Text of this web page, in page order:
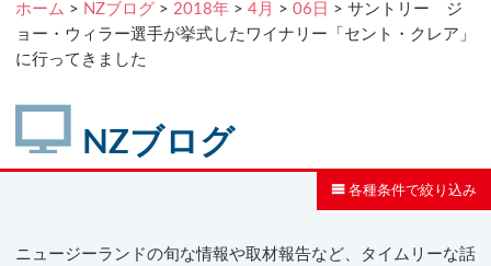
ホーム > NZブログ > 2018年 > 4月 > 06日 > サントリー ジ
ョー・ウィラー選手が挙式したワイナリー「セント・クレア」
に行ってきました
NZブログ
各種条件で絞り込み
ニュージーランドの旬な情報や取材報告など、タイムリーな話